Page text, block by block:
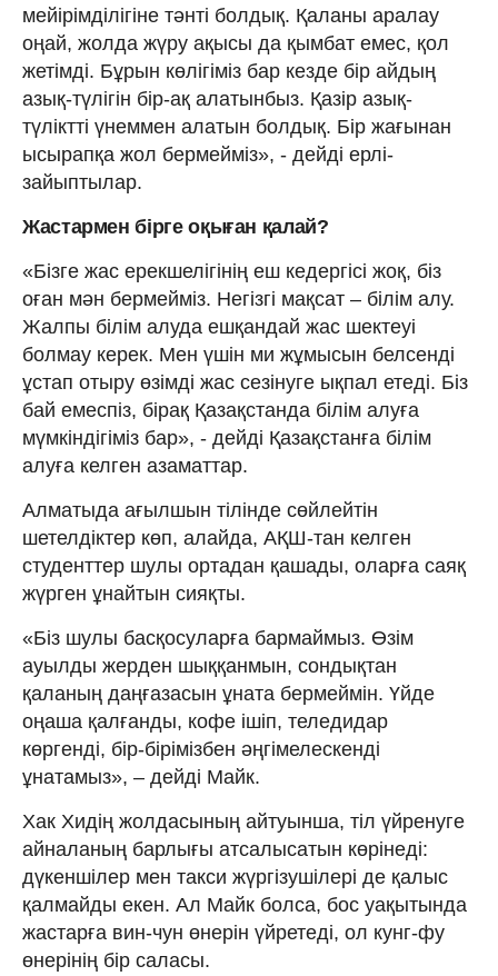
мейірімділігіне тәнті болдық. Қаланы аралау
оңай, жолда жүру ақысы да қымбат емес, қол
жетімді. Бұрын көлігіміз бар кезде бір айдың
азық-түлігін бір-ақ алатынбыз. Қазір азық-
түліктті үнеммен алатын болдық. Бір жағынан
ысырапқа жол бермейміз», - дейді ерлі-
зайыптылар.
Жастармен бірге оқыған қалай?
«Бізге жас ерекшелігінің еш кедергісі жоқ, біз
оған мән бермейміз. Негізгі мақсат – білім алу.
Жалпы білім алуда ешқандай жас шектеуі
болмау керек. Мен үшін ми жұмысын белсенді
ұстап отыру өзімді жас сезінуге ықпал етеді. Біз
бай емеспіз, бірақ Қазақстанда білім алуға
мүмкіндігіміз бар», - дейді Қазақстанға білім
алуға келген азаматтар.
Алматыда ағылшын тілінде сөйлейтін
шетелдіктер көп, алайда, АҚШ-тан келген
студенттер шулы ортадан қашады, оларға саяқ
жүрген ұнайтын сияқты.
«Біз шулы басқосуларға бармаймыз. Өзім
ауылды жерден шыққанмын, сондықтан
қаланың даңғазасын ұната бермеймін. Үйде
оңаша қалғанды, кофе ішіп, теледидар
көргенді, бір-бірімізбен әңгімелескенді
ұнатамыз», – дейді Майк.
Хак Хидің жолдасының айтуынша, тіл үйренуге
айналаның барлығы атсалысатын көрінеді:
дүкеншілер мен такси жүргізушілері де қалыс
қалмайды екен. Ал Майк болса, бос уақытында
жастарға вин-чун өнерін үйретеді, ол кунг-фу
өнерінің бір саласы.